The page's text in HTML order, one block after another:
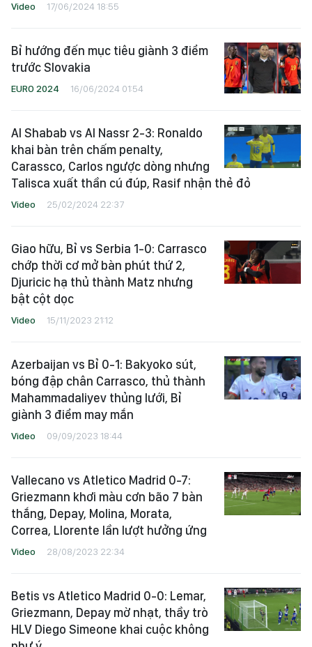
Video 17/06/2024 18:55
Bỉ hướng đến mục tiêu giành 3 điểm
trước Slovakia
EURO 2024 16/06/2024 01:54
Al Shabab vs Al Nassr 2-3: Ronaldo
khai bàn trên chấm penalty,
Carassco, Carlos ngược dòng nhưng
Talisca xuất thần cú đúp, Rasif nhận thẻ đỏ
Video 25/02/2024 22:37
Giao hữu, Bỉ vs Serbia 1-0: Carrasco
chớp thời cơ mở bàn phút thứ 2,
Djuricic hạ thủ thành Matz nhưng
bật cột dọc
Video 15/11/2023 21:12
Azerbaijan vs Bỉ 0-1: Bakyoko sút,
bóng đập chân Carrasco, thủ thành
Mahammadaliyev thủng lưới, Bỉ
giành 3 điểm may mắn
Video 09/09/2023 18:44
Vallecano vs Atletico Madrid 0-7:
Griezmann khơi màu cơn bão 7 bàn
thắng, Depay, Molina, Morata,
Correa, Llorente lần lượt hưởng ứng
Video 28/08/2023 22:34
Betis vs Atletico Madrid 0-0: Lemar,
Griezmann, Depay mờ nhạt, thầy trò
HLV Diego Simeone khai cuộc không